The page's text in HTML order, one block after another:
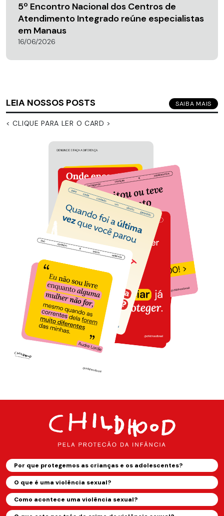
5º Encontro Nacional dos Centros de
Atendimento Integrado reúne especialistas
em Manaus
16/06/2026
LEIA NOSSOS POSTS SAIBA MAIS
< CLIQUE PARA LER O CARD >
Por que protegemos as crianças e os adolescentes?
O que é uma violência sexual?
Como acontece uma violência sexual?